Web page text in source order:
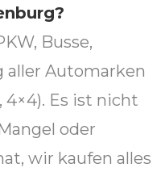
?
Busse,
aller Automarken
4×4). Es ist nicht
oder
wir kaufen alles